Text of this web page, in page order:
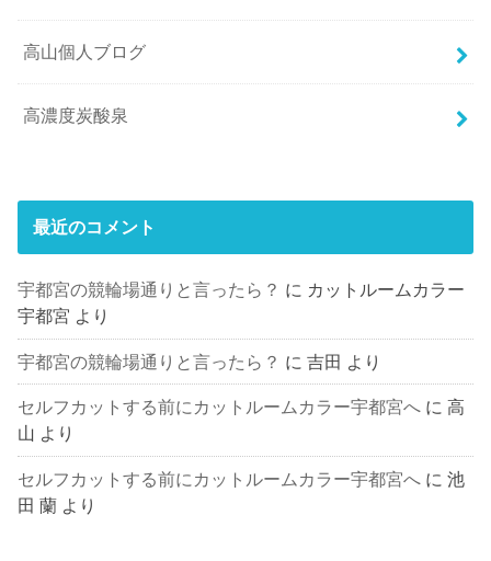
高山個人ブログ
高濃度炭酸泉
最近のコメント
宇都宮の競輪場通りと言ったら？ に カットルームカラー
宇都宮 より
宇都宮の競輪場通りと言ったら？ に吉田 より
セルフカットする前にカットルームカラー宇都宮へ に高
山 より
セルフカットする前にカットルームカラー宇都宮へ に池
田 蘭 より